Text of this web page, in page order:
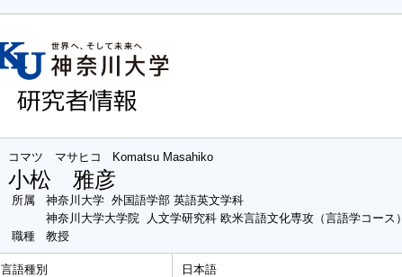
コマツ マサヒコ Komatsu Masahiko
小松 雅彦
所属
神奈川大学 外国語学部 英語英文学科
神奈川大学大学院 人文学研究科 欧米言語文化専攻（言語学コース）
職種
教授
言語種別 日本語